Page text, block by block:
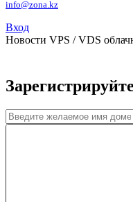
info@zona.kz
Вход
Новости VPS / VDS